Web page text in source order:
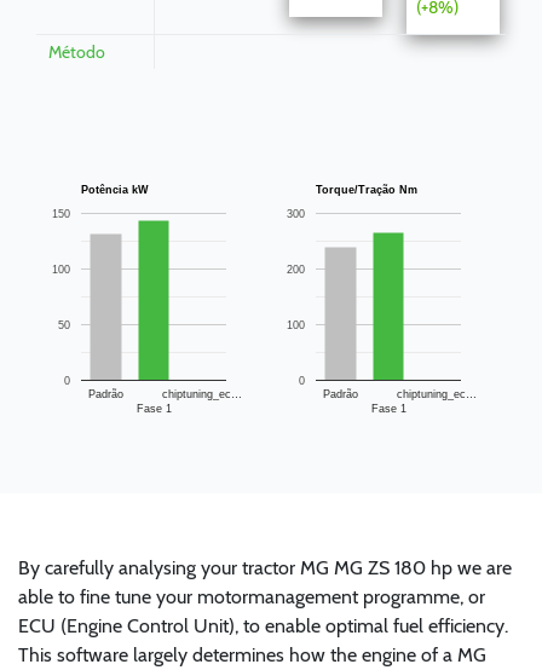
(+8%)
Método
Potência kW
Padrão
Fase 1
chiptuning_ec…
0
50
100
150
Torque/Tração Nm
Padrão
Fase 1
chiptuning_ec…
0
100
200
300
By carefully analysing your tractor MG MG ZS 180 hp we are
able to fine tune your motormanagement programme, or
ECU (Engine Control Unit), to enable optimal fuel efficiency.
This software largely determines how the engine of a MG